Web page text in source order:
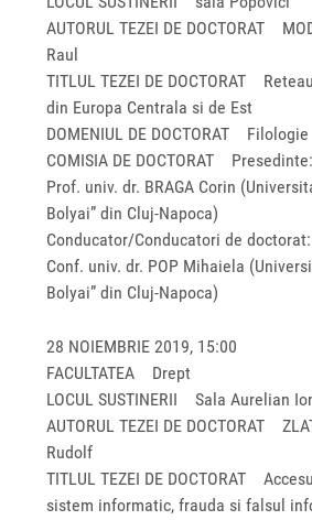
AUTORUL TEZEI DE DOCTORAT
Raul
TITLUL TEZEI DE DOCTORAT
din Europa Centrala si de Est
DOMENIUL DE DOCTORAT Filologie
COMISIA DE DOCTORAT Presedinte:
Prof. univ. dr. BRAGA Corin
Bolyai” din Cluj-Napoca)
Conducator/Conducatori de doctorat:
Conf. univ. dr. POP Mihaiela
Bolyai” din Cluj-Napoca)
28 NOIEMBRIE 2019, 15:00
FACULTATEA Drept
LOCUL SUSTINERII Sala Aurelian
AUTORUL TEZEI DE DOCTORAT
Rudolf
TITLUL TEZEI DE DOCTORAT
sistem informatic, frauda si falsul